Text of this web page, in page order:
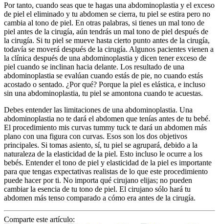
Por tanto, cuando seas que te hagas una abdominoplastia y el exceso
de piel el eliminado y tu abdomen se cierra, tu piel se estira pero no
cambia al tono de piel. En otras palabras, si tienes un mal tono de
piel antes de la cirugía, aún tendrás un mal tono de piel después de
la cirugía. Si tu piel se mueve hasta cierto punto antes de la cirugía,
todavía se moverá después de la cirugía. Algunos pacientes vienen a
la clínica después de una abdominoplastia y dicen tener exceso de
piel cuando se inclinan hacia delante. Los resultado de una
abdominoplastia se evalúan cuando estás de pie, no cuando estás
acostado o sentado. ¿Por qué? Porque la piel es elástica, e incluso
sin una abdominoplastia, tu piel se amontona cuando te acuestas.
Debes entender las limitaciones de una abdominoplastia. Una
abdominoplastia no te dará el abdomen que tenías antes de tu bebé.
El procedimiento mis curvas tummy tuck te dará un abdomen más
plano con una figura con curvas. Esos son los dos objetivos
principales. Si tomas asiento, sí, tu piel se agrupará, debido a la
naturaleza de la elasticidad de la piel. Esto incluso le ocurre a los
bebés. Entender el tono de piel y elasticidad de la piel es importante
para que tengas expectativas realistas de lo que este procedimiento
puede hacer por ti. No importa qué cirujano elijas; no pueden
cambiar la esencia de tu tono de piel. El cirujano sólo hará tu
abdomen más tenso comparado a cómo era antes de la cirugía.
Comparte este artículo: